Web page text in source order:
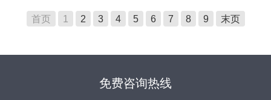
首页 1 2 3 4 5 6 7 8 9 末页
免费咨询热线